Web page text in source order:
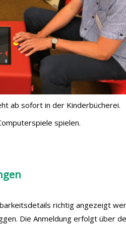
ab sofort in der Kinderbücherei.
spielen.
richtig angezeigt
Die Anmeldung erfolgt über